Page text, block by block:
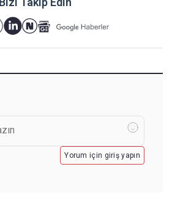
Yorum için giriş yapın